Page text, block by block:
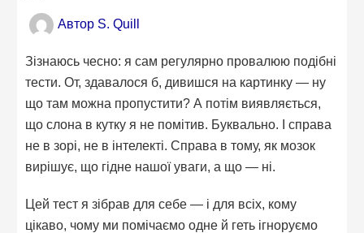
Автор S. Quill
Зізнаюсь чесно: я сам регулярно провалюю подібні
тести. От, здавалося б, дивишся на картинку — ну
що там можна пропустити? А потім виявляється,
що слона в кутку я не помітив. Буквально. І справа
не в зорі, не в інтелекті. Справа в тому, як мозок
вирішує, що гідне нашої уваги, а що — ні.
Цей тест я зібрав для себе — і для всіх, кому
цікаво, чому ми помічаємо одне й геть ігноруємо